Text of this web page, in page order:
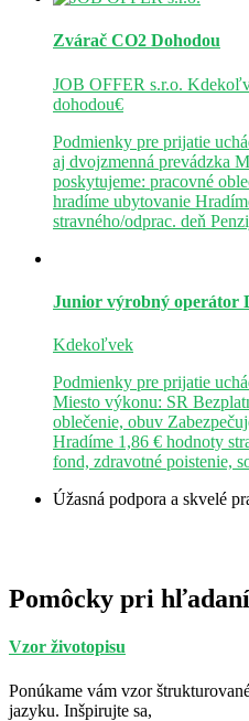
Zvárač CO2 Dohodou
JOB OFFER s.r.o.
dohodou€
Podmienky pre prijatie
aj dvojzmenná prevádzka
poskytujeme: pracovné
hradíme ubytovanie
stravného/odprac. deň
Junior výrobný operátor
Kdekoľvek
Podmienky pre prijatie
Miesto výkonu: SR
oblečenie, obuv
Hradíme 1,86 € hodnoty
fond, zdravotné poistenie,
Úžasná podpora a skvelé
Pomôcky pri
Vzor životopisu
Ponúkame vám vzor
jazyku. Inšpirujte sa,